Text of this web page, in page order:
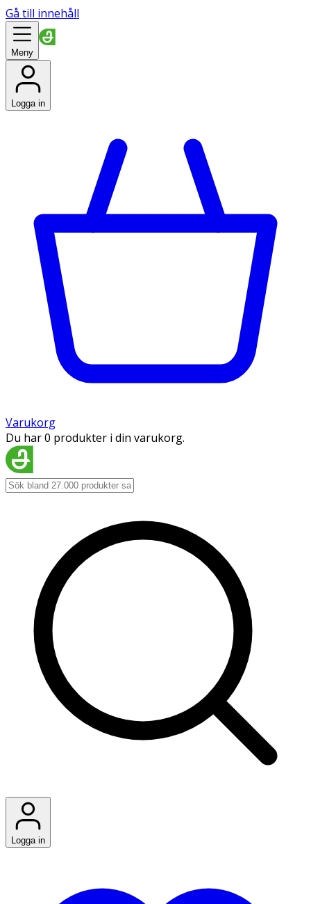
Gå till innehåll
Meny
Logga in
Varukorg
Du har 0 produkter i din varukorg.
Logga in